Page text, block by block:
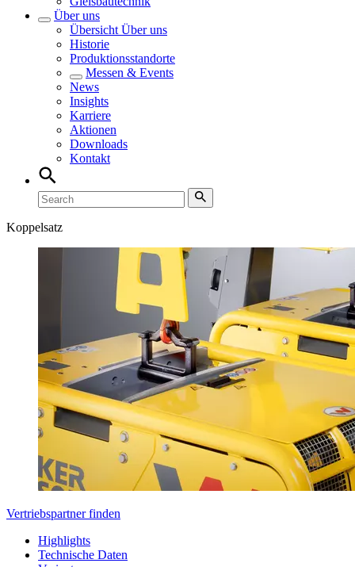
Über uns
Übersicht Über uns
Historie
Produktionsstandorte
Messen & Events
News
Insights
Karriere
Aktionen
Downloads
Kontakt
Koppelsatz
Vertriebspartner finden
Highlights
Technische Daten